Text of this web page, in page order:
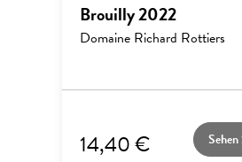
Brouilly 2022
Domaine Richard Rottiers
14,40 €